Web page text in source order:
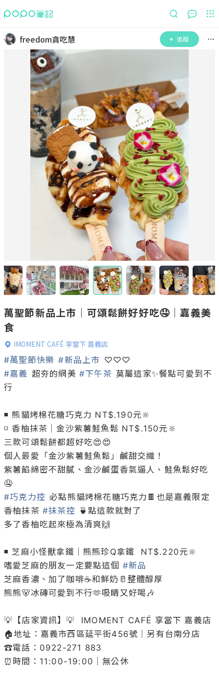
freedom貪吃慧 追蹤
萬聖節新品上市｜可頌鬆餅好好吃🤤｜嘉義美
食
IMOMENT CAFÉ 享當下 嘉義店
#萬聖節快樂 #新品上市
#嘉義 超夯的網美 #下午茶 莫屬這家✨餐點可愛到不
行
◾ 熊貓烤棉花糖巧克力 NT$.190元🔆
◽ 香柚抹茶｜金沙紫薯鮭魚鬆 NT$.150元🔆
三款可頌鬆餅都超好吃😍😍
個人最愛「金沙紫薯鮭魚鬆」鹹甜交織！
紫薯餡綿密不甜膩、金沙鹹蛋香氣逼人、鮭魚鬆好吃
#巧克力控 必點熊貓烤棉花糖巧克力🍫也是嘉義限定
香柚抹茶 #抹茶控 🍵點這款就對了
多了香柚吃起來極為清爽🙌
◾ 芝麻小怪獸拿鐵｜熊熊珍Q拿鐵  NT$.220元🔆
嗜愛芝麻的朋友一定要點這個 #新品
芝麻香濃、加了咖啡☕️和鮮奶🥛整體醇厚
熊熊🐻冰磚可愛到不行🫶吸睛又好喝🎶
💡【店家資訊】💡  IMOMENT CAFÉ 享當下 嘉義店
🏠地址：嘉義市西區延平街456號｜另有台南分店
☎️電話：0922-271 883
⏰時間：11:00-19:00｜無公休